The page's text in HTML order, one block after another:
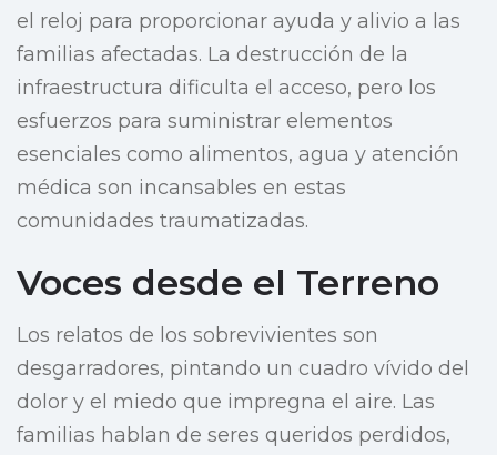
el reloj para proporcionar ayuda y alivio a las
familias afectadas. La destrucción de la
infraestructura dificulta el acceso, pero los
esfuerzos para suministrar elementos
esenciales como alimentos, agua y atención
médica son incansables en estas
comunidades traumatizadas.
Voces desde el Terreno
Los relatos de los sobrevivientes son
desgarradores, pintando un cuadro vívido del
dolor y el miedo que impregna el aire. Las
familias hablan de seres queridos perdidos,